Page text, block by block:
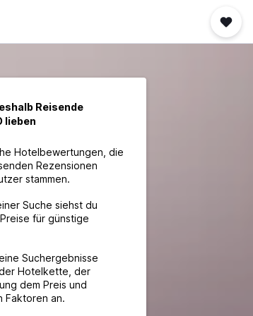
Reisende
lieben
Hotelbewertungen, die
Rezensionen
stammen.
Suche siehst du
für günstige
Suchergebnisse
Hotelkette, der
dem Preis und
Faktoren an.